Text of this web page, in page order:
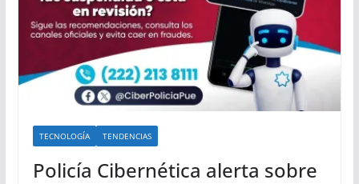
TECNOLOGÍA TENDENCIAS
Policía Cibernética alerta sobre